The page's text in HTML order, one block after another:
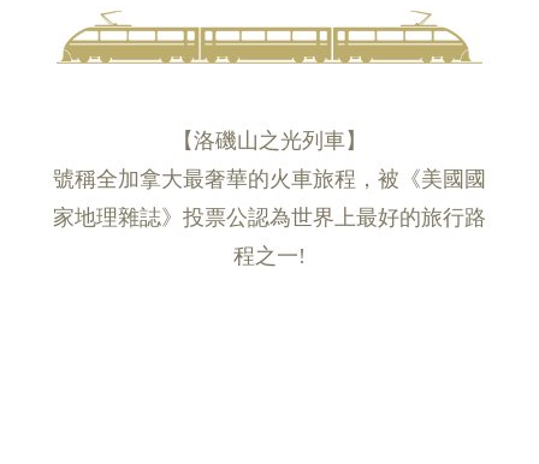
【洛磯山之光列車】
號稱全加拿大最奢華的火車旅程，被《美國國
家地理雜誌》投票公認為世界上最好的旅行路
程之一!